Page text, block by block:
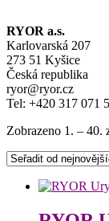
RYOR a.s.
Karlovarská 207
273 51 Kyšice
Česká republika
ryor@ryor.cz
Tel: +420 317 071
Zobrazeno 1. – 40.